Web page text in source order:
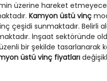
üzerine hareket
Kamyon üstü vinç
çeşidi sunmaktadır. Belirli
İnşaat sektöründe
bir şekilde tasarlanarak
üstü vinç fiyatları